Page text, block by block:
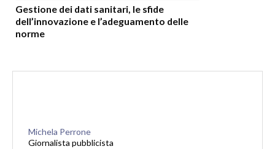
Gestione dei dati sanitari, le sfide
dell’innovazione e l’adeguamento delle
norme
Michela Perrone
Giornalista pubblicista